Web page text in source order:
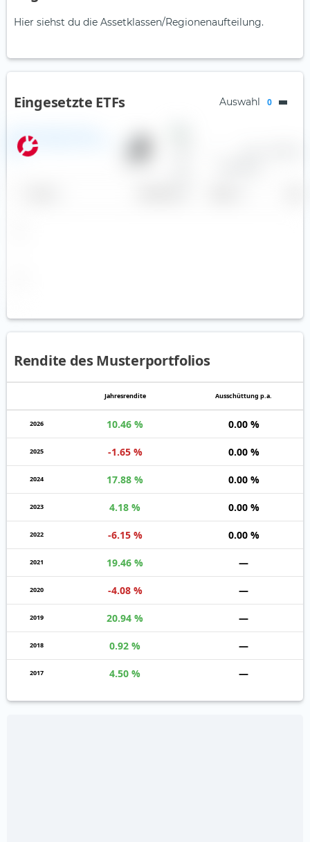
Hier siehst du die Assetklassen/Regionenaufteilung.
Eingesetzte ETFs Auswahl 0
iShares Edge MSCI World
Minimum Volatility UCITS ETF
(Acc)
Rendite des Musterportfolios
Jahres­rendite Auss­chüt­tung p.a.
2026 10.46 % 0.00 %
2025 -1.65 % 0.00 %
2024 17.88 % 0.00 %
2023 4.18 % 0.00 %
2022 -6.15 % 0.00 %
2021 19.46 % —
2020 -4.08 % —
2019 20.94 % —
2018 0.92 % —
2017 4.50 % —